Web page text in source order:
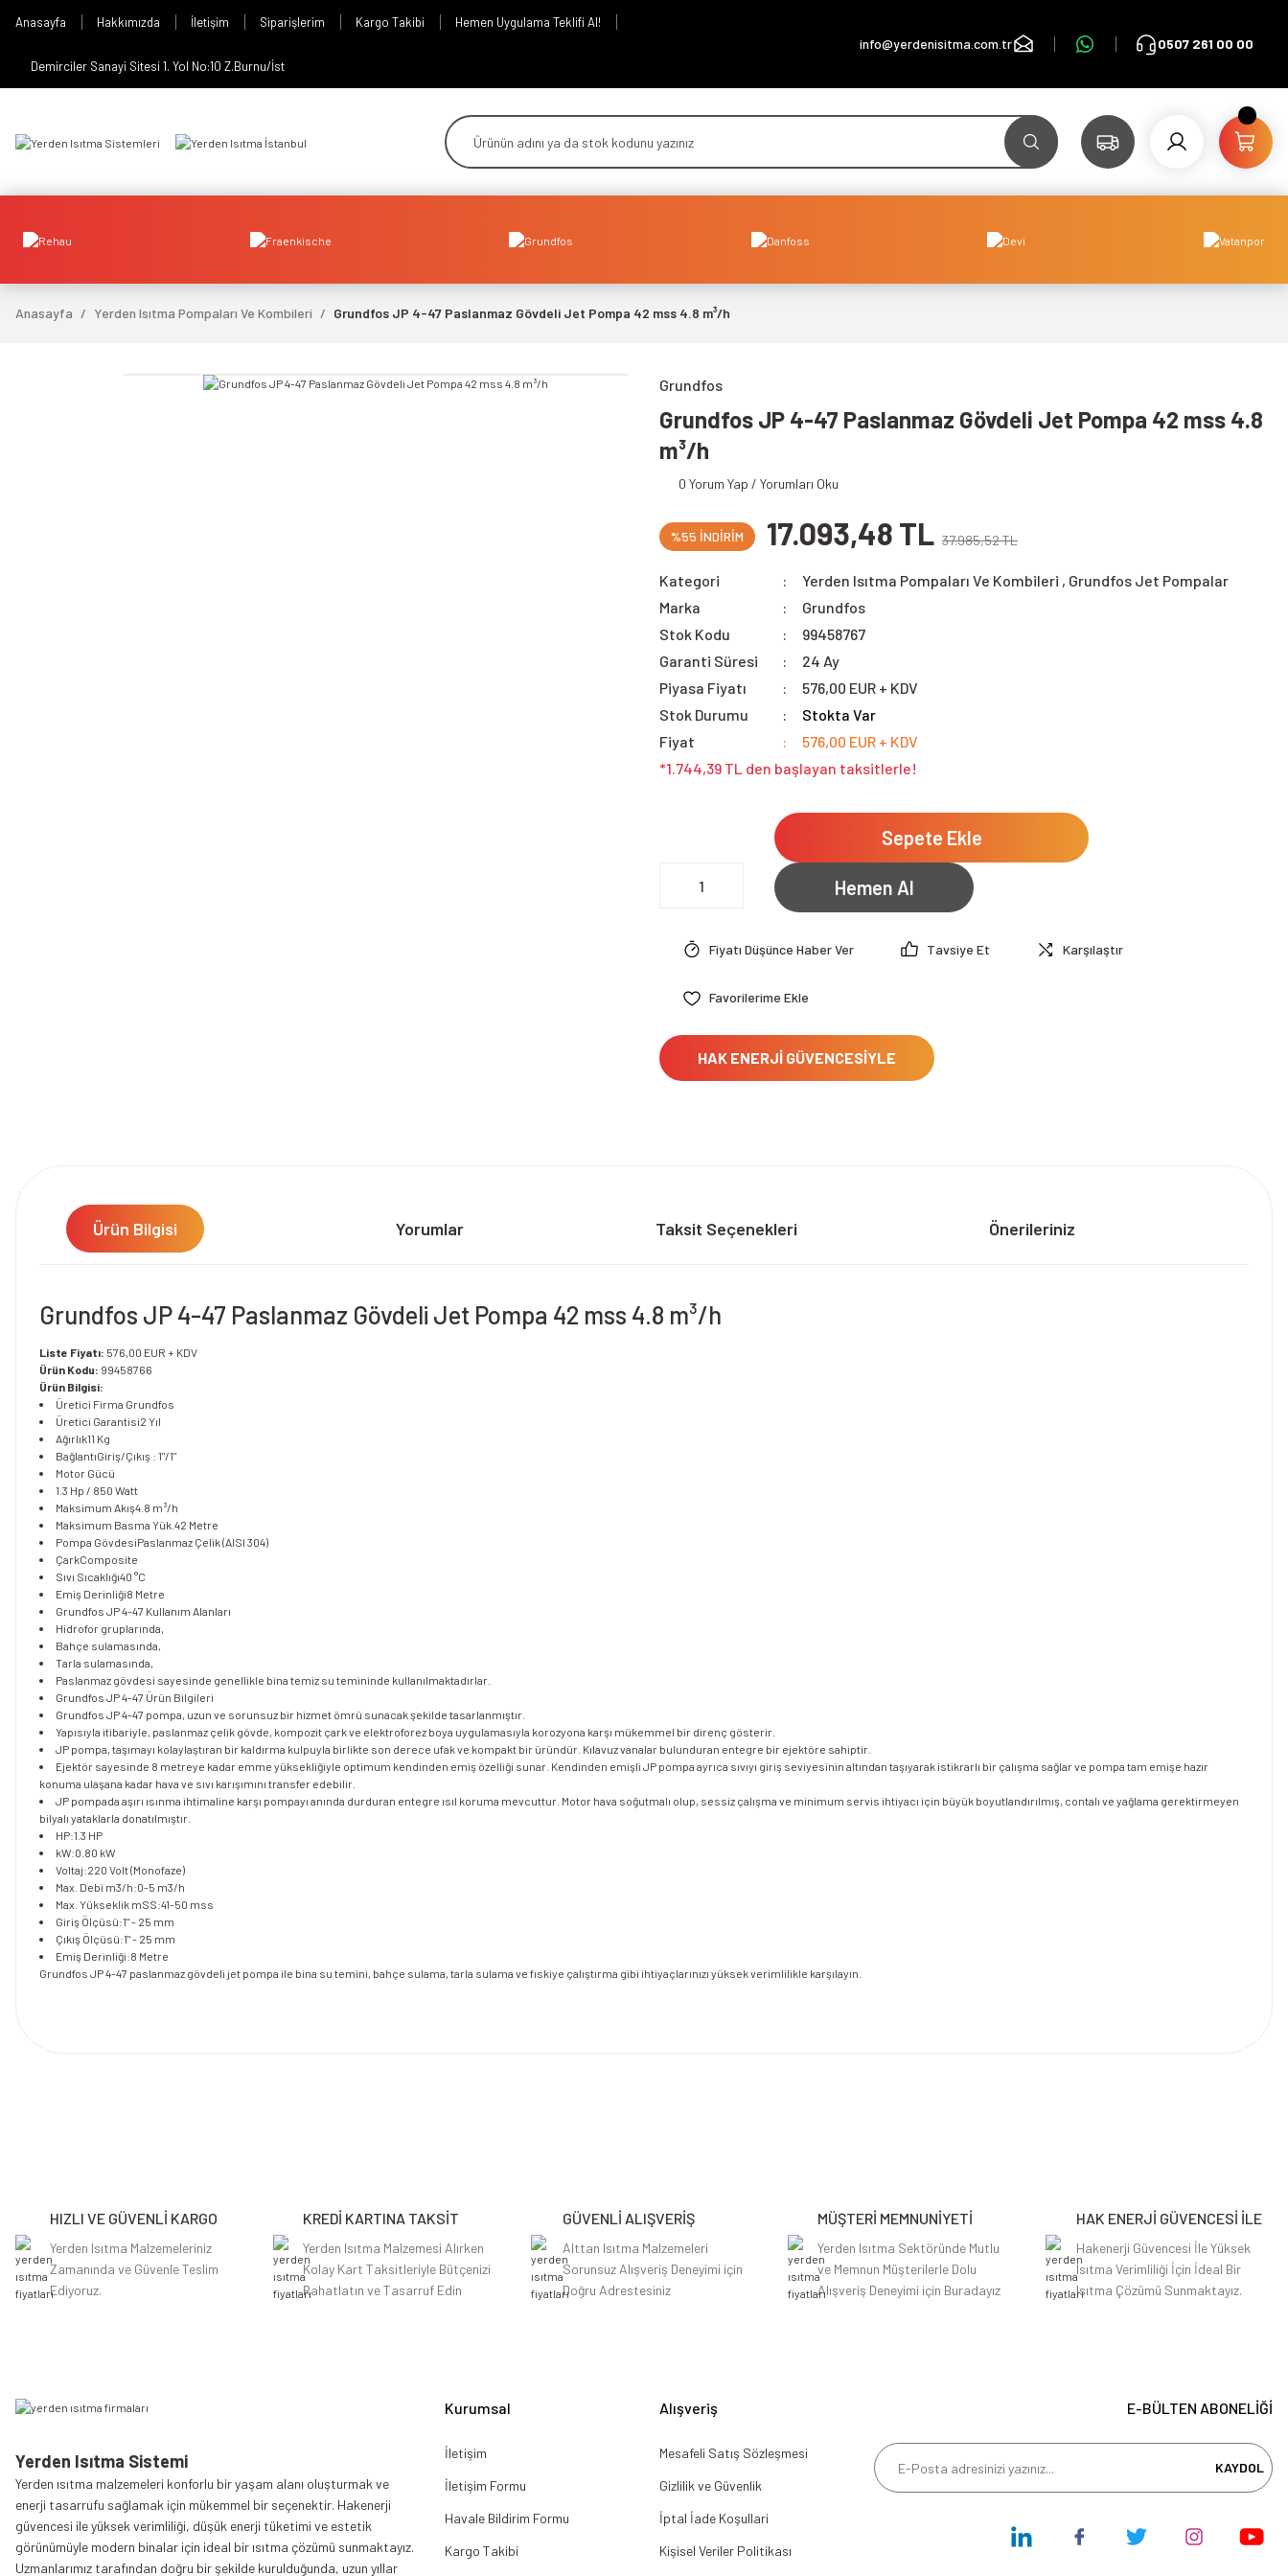
Anasayfa Hakkımızda İletişim Siparişlerim Kargo Takibi Hemen Uygulama Teklifi Al!
Demirciler Sanayi Sitesi 1. Yol No:10 Z.Burnu/İst
info@yerdenisitma.com.tr 0507 261 00 00
Anasayfa Yerden Isıtma Pompaları Ve Kombileri Grundfos JP 4-47 Paslanmaz Gövdeli Jet Pompa 42 mss 4.8 m³/h
Grundfos
Grundfos JP 4-47 Paslanmaz Gövdeli Jet Pompa 42 mss 4.8
m³/h
0 Yorum Yap / Yorumları Oku
%55 İNDİRİM 17.093,48 TL 37.985,52 TL
Kategori Yerden Isıtma Pompaları Ve Kombileri , Grundfos Jet Pompalar
Marka
Grundfos
Stok Kodu
99458767
Garanti Süresi
24 Ay
Piyasa Fiyatı
576,00 EUR + KDV
Stok Durumu
Stokta Var
Fiyat
576,00 EUR + KDV
*1.744,39 TL den başlayan taksitlerle!
Sepete Ekle
Hemen Al
Fiyatı Düşünce Haber Ver Tavsiye Et Karşılaştır
HAK ENERJİ GÜVENCESİYLE
Ürün Bilgisi Yorumlar Taksit Seçenekleri Önerileriniz
Grundfos JP 4-47 Paslanmaz Gövdeli Jet Pompa 42 mss 4.8 m³/h
Liste Fiyatı: 576,00 EUR + KDV
Ürün Kodu: 99458766
Ürün Bilgisi:
Üretici Firma Grundfos
Üretici Garantisi2 Yıl
Ağırlık11 Kg
BağlantıGiriş/Çıkış : 1"/1"
Motor Gücü
1.3 Hp / 850 Watt
Maksimum Akış4.8 m³/h
Maksimum Basma Yük. 42 Metre
Pompa GövdesiPaslanmaz Çelik (AISI 304)
ÇarkComposite
Sıvı Sıcaklığı40 °C
Emiş Derinliği8 Metre
Grundfos JP 4-47 Kullanım Alanları
Hidrofor gruplarında,
Bahçe sulamasında,
Tarla sulamasında,
Paslanmaz gövdesi sayesinde genellikle bina temiz su temininde kullanılmaktadırlar.
Grundfos JP 4-47 Ürün Bilgileri
Grundfos JP 4-47 pompa, uzun ve sorunsuz bir hizmet ömrü sunacak şekilde tasarlanmıştır.
Yapısıyla itibariyle, paslanmaz çelik gövde, kompozit çark ve elektroforez boya uygulamasıyla korozyona karşı mükemmel bir direnç gösterir.
JP pompa, taşımayı kolaylaştıran bir kaldırma kulpuyla birlikte son derece ufak ve kompakt bir üründür. Kılavuz vanalar bulunduran entegre bir ejektöre sahiptir.
Ejektör sayesinde 8 metreye kadar emme yüksekliğiyle optimum kendinden emiş özelliği sunar. Kendinden emişli JP pompa ayrıca sıvıyı giriş seviyesinin altından taşıyarak istikrarlı bir çalışma sağlar ve pompa tam emişe hazır
konuma ulaşana kadar hava ve sıvı karışımını transfer edebilir.
JP pompada aşırı ısınma ihtimaline karşı pompayı anında durduran entegre ısıl koruma mevcuttur. Motor hava soğutmalı olup, sessiz çalışma ve minimum servis ihtiyacı için büyük boyutlandırılmış, contalı ve yağlama gerektirmeyen
bilyalı yataklarla donatılmıştır.
HP:1.3 HP
kW:0.80 kW
Voltaj:220 Volt (Monofaze)
Max. Debi m3/h:0-5 m3/h
Max. Yükseklik mSS:41-50 mss
Giriş Ölçüsü:1" - 25 mm
Çıkış Ölçüsü:1" - 25 mm
Emiş Derinliği:8 Metre
Grundfos JP 4-47 paslanmaz gövdeli jet pompa ile bina su temini, bahçe sulama, tarla sulama ve fıskiye çalıştırma gibi ihtiyaçlarınızı yüksek verimlilikle karşılayın.
Ürün bilgilerinde hatalar bulunuyor.
Ürün fiyatı diğer sitelerden daha pahalı.
Bu ürüne benzer farklı alternatifler olmalı.
HIZLI VE GÜVENLİ KARGO
Yerden Isıtma Malzemeleriniz
Zamanında ve Güvenle Teslim
Ediyoruz.
KREDİ KARTINA TAKSİT
Yerden Isıtma Malzemesi Alırken
Kolay Kart Taksitleriyle Bütçenizi
Rahatlatın ve Tasarruf Edin
GÜVENLİ ALIŞVERİŞ
Alttan Isıtma Malzemeleri
Sorunsuz Alışveriş Deneyimi için
Doğru Adrestesiniz
MÜŞTERİ MEMNUNİYETİ
Yerden Isıtma Sektöründe Mutlu
ve Memnun Müşterilerle Dolu
Alışveriş Deneyimi için Buradayız
HAK ENERJİ GÜVENCESİ İLE
Hakenerji Güvencesi İle Yüksek
Isıtma Verimliliği İçin İdeal Bir
Isıtma Çözümü Sunmaktayız.
Yerden Isıtma Sistemi
Yerden ısıtma malzemeleri konforlu bir yaşam alanı oluşturmak ve
enerji tasarrufu sağlamak için mükemmel bir seçenektir. Hakenerji
güvencesi ile yüksek verimliliği, düşük enerji tüketimi ve estetik
görünümüyle modern binalar için ideal bir ısıtma çözümü sunmaktayız.
Uzmanlarımız tarafından doğru bir şekilde kurulduğunda, uzun yıllar
Kurumsal
İletişim
İletişim Formu
Havale Bildirim Formu
Kargo Takibi
Alışveriş
Mesafeli Satış Sözleşmesi
Gizlilik ve Güvenlik
İptal İade Koşullari
Kişisel Veriler Politikası
E-BÜLTEN ABONELİĞİ
KAYDOL